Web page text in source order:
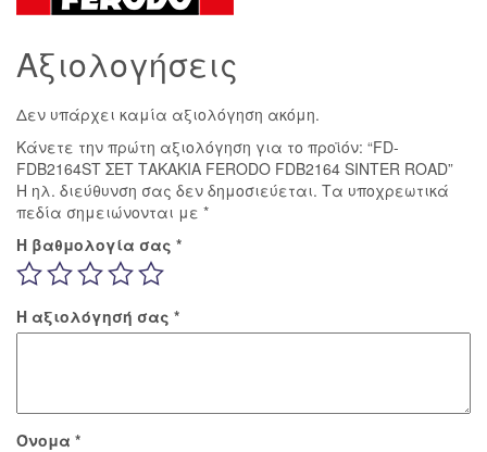
FDB2164
ROAD
Αξιολογήσεις
Δεν υπάρχει καμία αξιολόγηση ακόμη.
Κάνετε την πρώτη αξιολόγηση για το προϊόν: “FD-
FDB2164ST ΣΕΤ ΤΑΚΑΚΙΑ FERODO FDB2164 SINTER ROAD”
Η ηλ. διεύθυνση σας δεν δημοσιεύεται. Τα υποχρεωτικά
πεδία σημειώνονται με *
Η βαθμολογία σας *
Η αξιολόγησή σας *
Όνομα *